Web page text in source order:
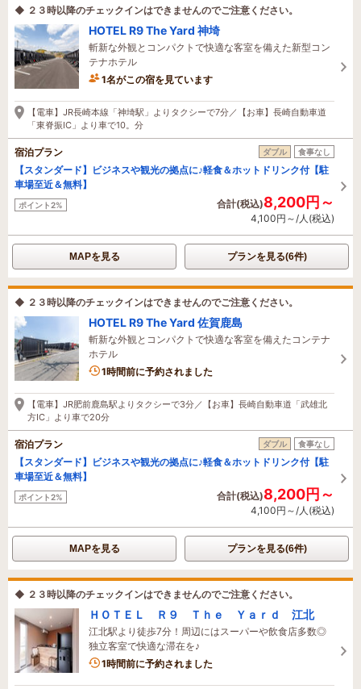
◆ ２３時以降のチェックインはできませんのでご注意ください。
HOTEL R9 The Yard 神埼
斬新な外観とコンパクトで快適な客室を備えた新型コン
テナホテル
1名がこの宿を見ています
【電車】JR長崎本線「神埼駅」よりタクシーで7分／【お車】長崎自動車道
「東脊振IC」より車で10。分
宿泊プラン ダブル 食事なし
【スタンダード】ビジネスや観光の拠点に♪軽食＆ホットドリンク付【駐
車場至近＆無料】
ポイント2% 合計(税込)8,200円～
4,100円～/人(税込)
MAPを見る プランを見る(6件)
◆ ２３時以降のチェックインはできませんのでご注意ください。
HOTEL R9 The Yard 佐賀鹿島
斬新な外観とコンパクトで快適な客室を備えたコンテナ
ホテル
1時間前に予約されました
【電車】JR肥前鹿島駅よりタクシーで3分／【お車】長崎自動車道「武雄北
方IC」より車で20分
宿泊プラン ダブル 食事なし
【スタンダード】ビジネスや観光の拠点に♪軽食＆ホットドリンク付【駐
車場至近＆無料】
ポイント2% 合計(税込)8,200円～
4,100円～/人(税込)
MAPを見る プランを見る(6件)
◆ ２３時以降のチェックインはできませんのでご注意ください。
ＨＯＴＥＬ Ｒ９ Ｔｈｅ Ｙａｒｄ 江北
江北駅より徒歩7分！周辺にはスーパーや飲食店多数◎
独立客室で快適な滞在を♪
1時間前に予約されました